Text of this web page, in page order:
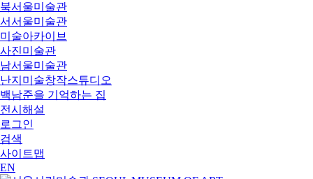
북서울미술관
서서울미술관
미술아카이브
사진미술관
남서울미술관
난지미술창작스튜디오
백남준을 기억하는 집
전시해설
로그인
검색
사이트맵
EN